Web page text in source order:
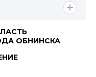
ОБНИНСКА